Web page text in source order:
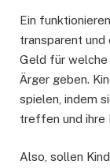
Ein
transparent und
Geld für
Ärger geben.
spielen, indem
treffen und ihre
Also, sollen